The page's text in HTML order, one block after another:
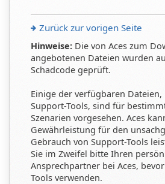
Zurück zur vorigen Seite
Hinweise: Die von Aces zum
angebotenen Dateien wurden
Schadcode geprüft.
Einige der verfügbaren
Support-Tools, sind für
Szenarien vorgesehen. Aces
Gewährleistung für den
Gebrauch von Support-Tools
Sie im Zweifel bitte Ihren
Ansprechpartner bei Aces,
Tools verwenden.